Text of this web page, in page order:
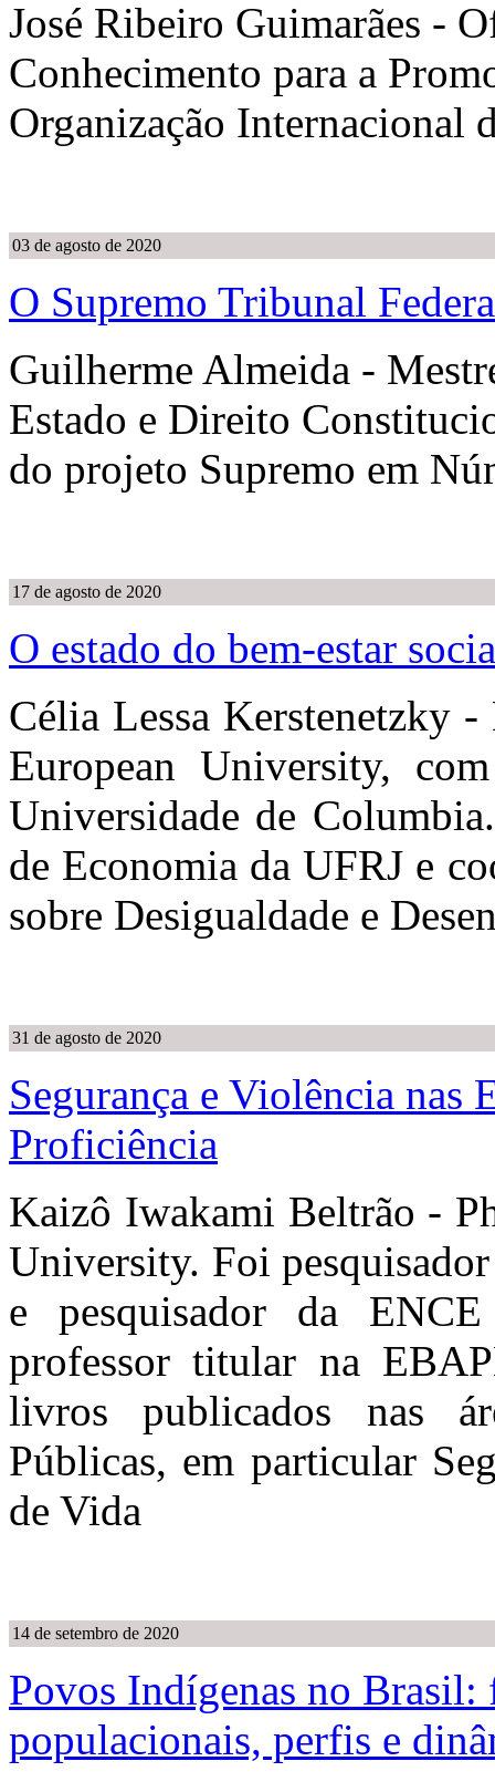
José Ribeiro Guimarães -
Conhecimento para a
Organização Internacional
03 de agosto de 2020
O Supremo Tribunal
Guilherme Almeida -
Estado e Direito
do projeto Supremo em
17 de agosto de 2020
O estado do bem-estar
Célia Lessa Kerstenetzky
European University,
Universidade de
de Economia da UFRJ e
sobre Desigualdade e
31 de agosto de 2020
Segurança e Violência nas
Proficiência
Kaizô Iwakami Beltrão -
University. Foi
e pesquisador da ENCE
professor titular na
livros publicados nas
Públicas, em particular
de Vida
14 de setembro de 2020
Povos Indígenas no Brasil:
populacionais, perfis e